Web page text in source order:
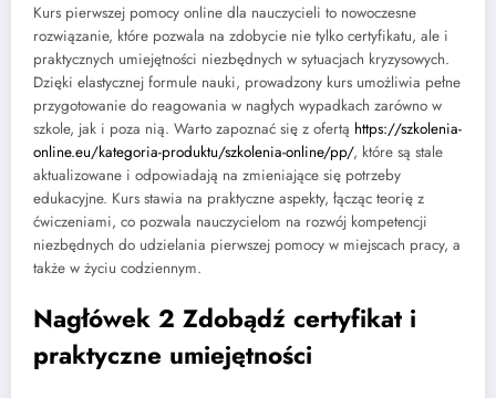
Kurs pierwszej pomocy online dla nauczycieli to nowoczesne
rozwiązanie, które pozwala na zdobycie nie tylko certyfikatu, ale i
praktycznych umiejętności niezbędnych w sytuacjach kryzysowych.
Dzięki elastycznej formule nauki, prowadzony kurs umożliwia pełne
przygotowanie do reagowania w nagłych wypadkach zarówno w
szkole, jak i poza nią. Warto zapoznać się z ofertą https://szkolenia-
online.eu/kategoria-produktu/szkolenia-online/pp/, które są stale
aktualizowane i odpowiadają na zmieniające się potrzeby
edukacyjne. Kurs stawia na praktyczne aspekty, łącząc teorię z
ćwiczeniami, co pozwala nauczycielom na rozwój kompetencji
niezbędnych do udzielania pierwszej pomocy w miejscach pracy, a
także w życiu codziennym.
Nagłówek 2 Zdobądź certyfikat i
praktyczne umiejętności